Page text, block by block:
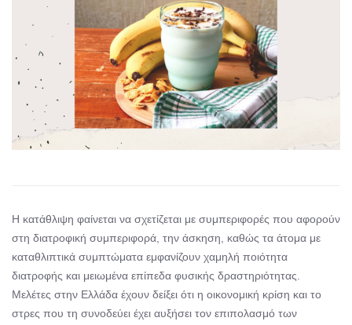
Η κατάθλιψη φαίνεται να σχετίζεται με συμπεριφορές που αφορούν
στη διατροφική συμπεριφορά, την άσκηση, καθώς τα άτομα με
καταθλιπτικά συμπτώματα εμφανίζουν χαμηλή ποιότητα
διατροφής και μειωμένα επίπεδα φυσικής δραστηριότητας.
Μελέτες στην Ελλάδα έχουν δείξει ότι η οικονομική κρίση και το
στρες που τη συνοδεύει έχει αυξήσει τον επιπολασμό των